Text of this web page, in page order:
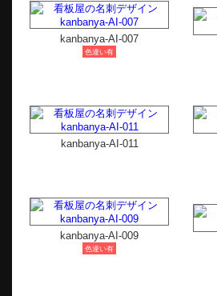
kanbanya-AI-007
色違い有
kanbanya-AI-011
kanbanya-AI-009
色違い有